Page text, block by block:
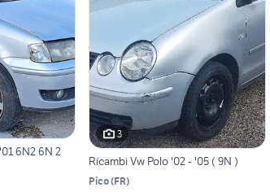
6N2 6N 2
3
Ricambi Vw Polo '02 - '05 ( 9N )
Pico(FR)